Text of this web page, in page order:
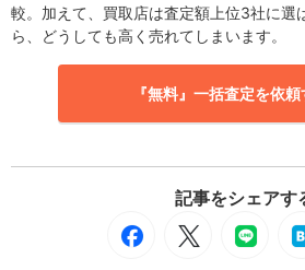
較。加えて、買取店は査定額上位3社に選
ら、どうしても高く売れてしまいます。
『無料』一括査定を依
記事をシェアす